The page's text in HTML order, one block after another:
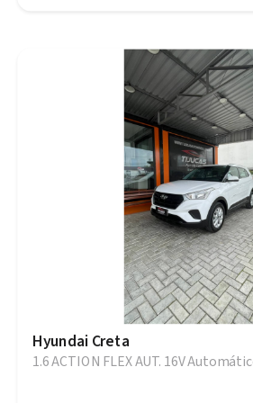
Hyundai Creta
1.6 ACTION FLEX AUT. 16V